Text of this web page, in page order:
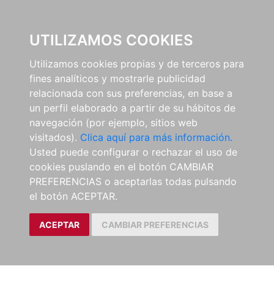
UTILIZAMOS COOKIES
Utilizamos cookies propias y de terceros para
fines analíticos y mostrarle publicidad
relacionada con sus preferencias, en base a
un perfil elaborado a partir de su hábitos de
navegación (por ejemplo, sitios web
visitados). Clica aquí para más información.
Usted puede configurar o rechazar el uso de
cookies puslando en el botón CAMBIAR
PREFERENCIAS o aceptarlas todas pulsando
el botón ACEPTAR.
ACEPTAR CAMBIAR PREFERENCIAS